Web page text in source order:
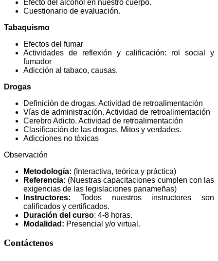
Efecto del alcohol en nuestro cuerpo.
Cuestionario de evaluación.
Tabaquismo
Efectos del fumar
Actividades de reflexión y calificación: rol social y
fumador
Adicción al tabaco, causas.
Drogas
Definición de drogas. Actividad de retroalimentación
Vías de administración. Actividad de retroalimentación
Cerebro Adicto. Actividad de retroalimentación
Clasificación de las drogas. Mitos y verdades.
Adicciones no tóxicas
Observación
Metodología: (Interactiva, teórica y práctica)
Referencia: (Nuestras capacitaciones cumplen con las
exigencias de las legislaciones panameñas)
Instructores: Todos nuestros instructores son
calificados y certificados.
Duración del curso: 4-8 horas.
Modalidad: Presencial y/o virtual.
Contáctenos